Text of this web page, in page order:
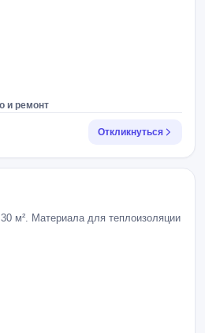
и ремонт
Откликнуться
м². Материала для теплоизоляции